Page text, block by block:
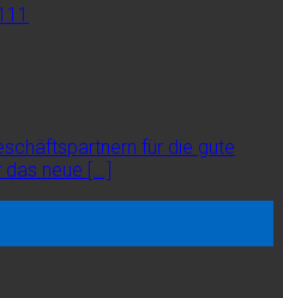
für die gute
neue [...]